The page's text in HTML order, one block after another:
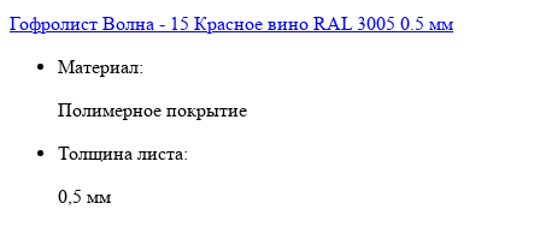
Гофролист Волна - 15 Красное вино RAL 3005 0.5 мм
Материал:
Полимерное покрытие
Толщина листа:
0,5 мм